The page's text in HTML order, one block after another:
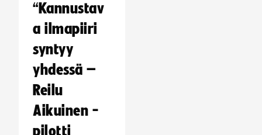
“Kannustav
a ilmapiiri
syntyy
yhdessä –
Reilu
Aikuinen -
pilotti